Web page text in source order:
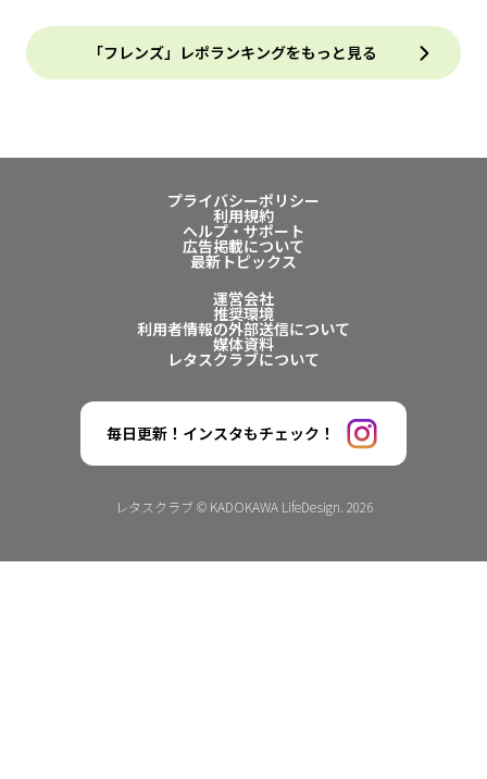
「フレンズ」レポランキングをもっと見る
プライバシーポリシー
利用規約
ヘルプ・サポート
広告掲載について
最新トピックス
運営会社
推奨環境
利用者情報の外部送信について
媒体資料
レタスクラブについて
毎日更新！インスタもチェック！
レタスクラブ © KADOKAWA LifeDesign. 2026